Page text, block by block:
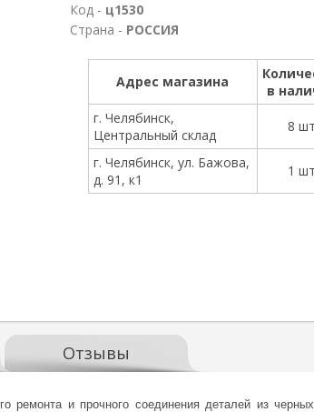
Код - ц1530
Страна - РОССИЯ
Адрес магазина
в
г. Челябинск,
Центральный склад
8
г. Челябинск, ул. Бажова,
д. 91, к1
1
Отзывы
ремонта и прочного соединения деталей из